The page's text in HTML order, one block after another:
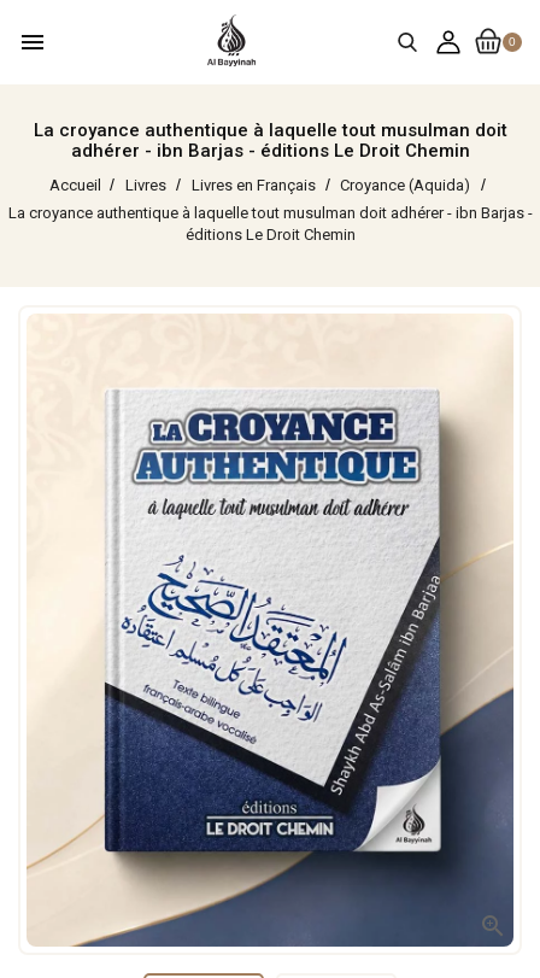
0
menu
La croyance authentique à laquelle tout musulman doit
adhérer - ibn Barjas - éditions Le Droit Chemin
Accueil Livres Livres en Français
Croyance (Aquida)
La croyance authentique à laquelle tout musulman doit adhérer - ibn Barjas -
éditions Le Droit Chemin
